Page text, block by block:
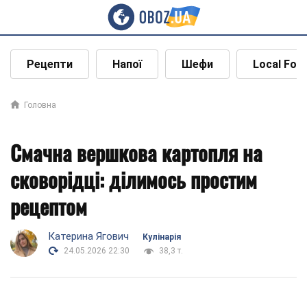
Рецепти Напої Шефи Local
Головна
Смачна вершкова картопля на
сковорідці: ділимось простим
рецептом
Катерина Ягович
Кулінарія
24.05.2026 22:30
38,3 т.